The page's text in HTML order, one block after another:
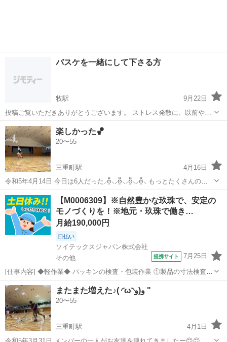
バスケを一緒にして下さる方
牧駅
9月22日
投稿ご覧いただきありがとうございます。 ストレス発散に、以前やっ
ていたバスケを始めたくなり、募集してみました。 当方30代女で、学
生の一時期のみの経験ですので、限りなく初心者に近いです。 出来た
らどこかのチーム...
大分 大分市 バスケットボール
楽しかった🏀
20〜55
三重町駅
4月16日
令和5年4月14日 今日は6人だった⸝ဗီူ⸜⸝ဗီူ⸜⸝ဗီူ⸜⸝ဗီူ⸜ もっとたくさんの人
に楽しんでもらいたいです🏀🏀 未経験者大歓迎！ 主婦やシンママさん
でもOK🙆‍♀️ 参加費は施設代として500円いただい...
大分 豊後大野市 三重町駅 バスケットボール シンママ
【M0006309】※自然豊かな玖珠で、安定の
モノづくりを！※地元・玖珠で働き…
月給190,000円
日払い
ソイテックスジャパン株式会社
その他
提携サイト 7月25日
[仕事内容] ◆軽作業◆ パッキンの検査・包装作業 ①製品の寸法検査
（抜取検査） ②外観検査機械に製品を投入（あとは機械で自動包装）
③小袋包装された製品を段ボール箱に当入れる。 ・・・①～③の繰り
返し 慣れるまで指導しま...
大分 その他 工場
またまた増えた♪( ◜ω◝و(و "
20〜55
三重町駅
4月1日